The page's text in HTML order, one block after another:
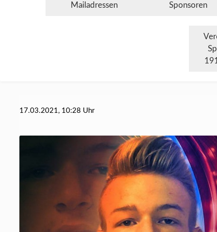
Mailadressen
Sponsoren
17.03.2021, 10:28 Uhr